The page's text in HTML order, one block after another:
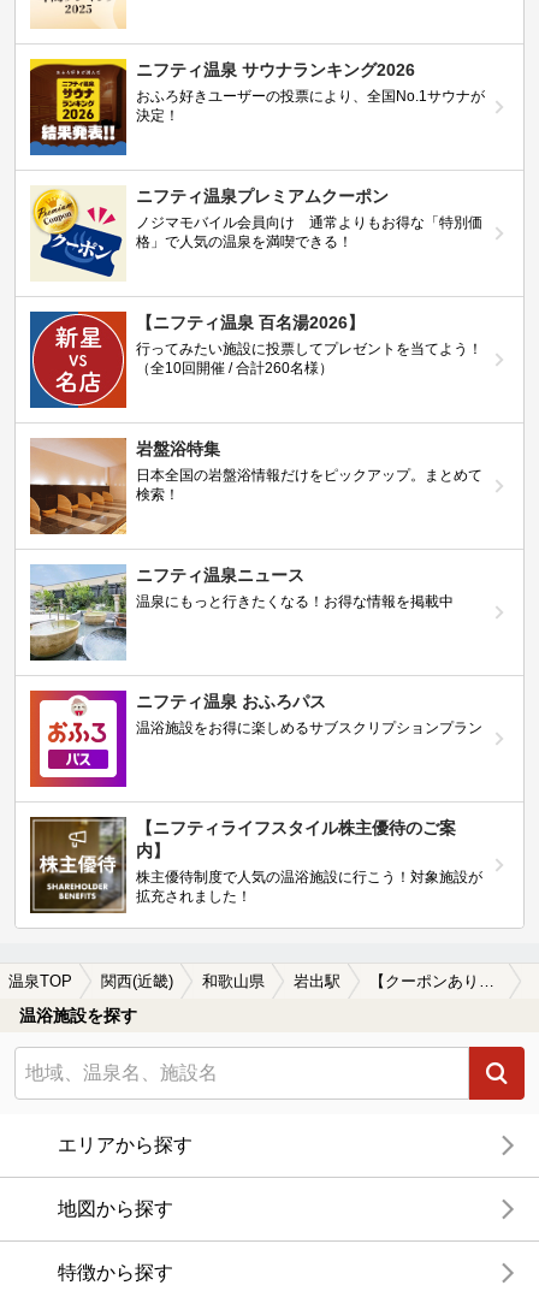
ニフティ温泉 サウナランキング2026
おふろ好きユーザーの投票により、全国No.1サウナが
決定！
ニフティ温泉プレミアムクーポン
ノジマモバイル会員向け 通常よりもお得な「特別価
格」で人気の温泉を満喫できる！
【ニフティ温泉 百名湯2026】
行ってみたい施設に投票してプレゼントを当てよう！
（全10回開催 / 合計260名様）
岩盤浴特集
日本全国の岩盤浴情報だけをピックアップ。まとめて
検索！
ニフティ温泉ニュース
温泉にもっと行きたくなる！お得な情報を掲載中
ニフティ温泉 おふろパス
温浴施設をお得に楽しめるサブスクリプションプラン
【ニフティライフスタイル株主優待のご案
内】
株主優待制度で人気の温浴施設に行こう！対象施設が
拡充されました！
温泉TOP 関西(近畿) 和歌山県 岩出駅 【クーポンあり】岩出駅近くの温泉宿・温泉旅館・ホテルおすすめ(2026年版)
温浴施設を探す
エリアから探す
地図から探す
特徴から探す